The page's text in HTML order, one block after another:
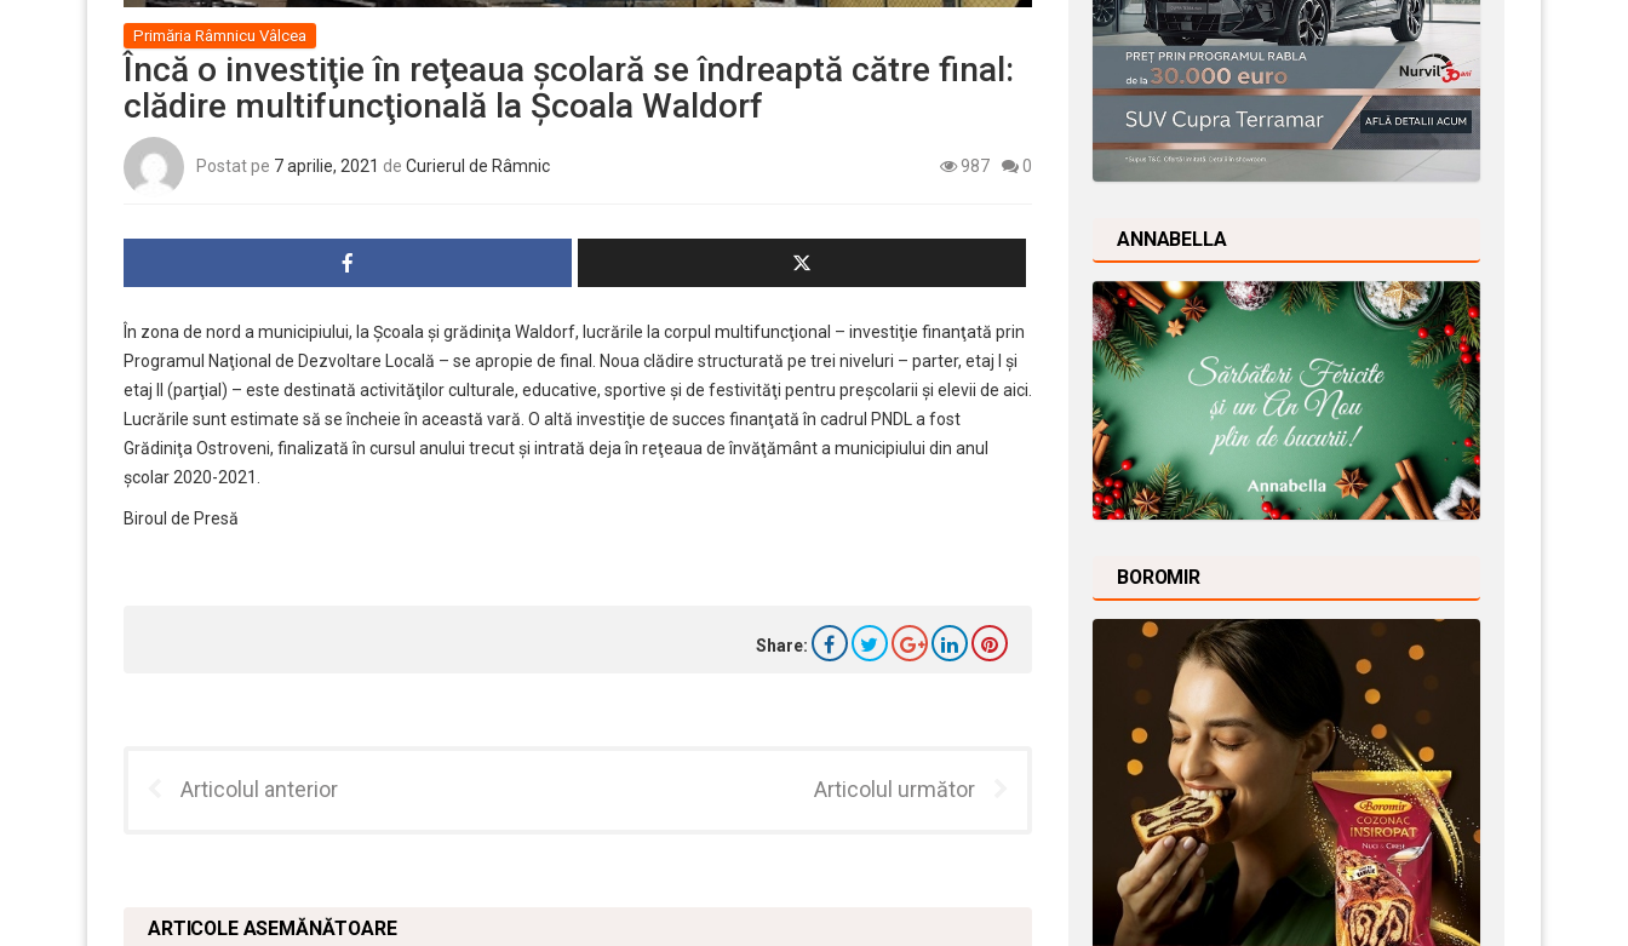
Primăria Râmnicu Vâlcea
Încă o investiţie în reţeaua şcolară se îndreaptă către final:
clădire multifuncţională la Şcoala Waldorf
Postat pe 7 aprilie, 2021 de Curierul de Râmnic 987 0
În zona de nord a municipiului, la Şcoala şi grădiniţa Waldorf, lucrările la corpul multifuncţional – investiţie finanţată prin
Programul Naţional de Dezvoltare Locală – se apropie de final. Noua clădire structurată pe trei niveluri – parter, etaj I şi
etaj II (parţial) – este destinată activităţilor culturale, educative, sportive şi de festivităţi pentru preşcolarii şi elevii de aici.
Lucrările sunt estimate să se încheie în această vară. O altă investiţie de succes finanţată în cadrul PNDL a fost
Grădiniţa Ostroveni, finalizată în cursul anului trecut şi intrată deja în reţeaua de învăţământ a municipiului din anul
şcolar 2020-2021.
Biroul de Presă
Share:
Articolul anterior Articolul următor
ARTICOLE ASEMĂNĂTOARE
ANNABELLA
BOROMIR